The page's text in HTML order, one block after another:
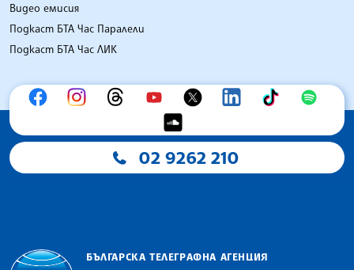
Видео емисия
Подкаст БТА Час Паралели
Подкаст БТА Час ЛИК
02 9262 210
БЪЛГАРСКА ТЕЛЕГРАФНА АГЕНЦИЯ